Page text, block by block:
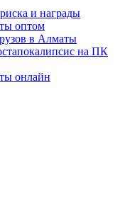
и награды
оптом
в Алматы
на ПК
онлайн